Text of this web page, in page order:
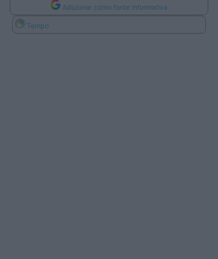
Adicionar como fonte informativa
Tempo